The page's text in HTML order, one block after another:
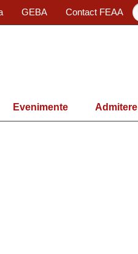
GEBA Contact FEAA
Evenimente Admitere